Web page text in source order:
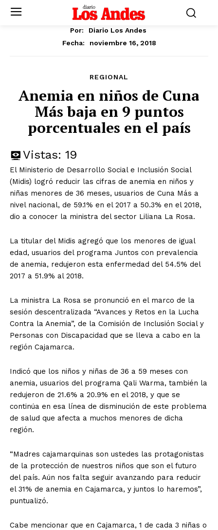
Por:
Diario Los Andes
Fecha:
noviembre 16, 2018
REGIONAL
Anemia en niños de Cuna
Más baja en 9 puntos
porcentuales en el país
Vistas: 19
El Ministerio de Desarrollo Social e Inclusión Social
(Midis) logró reducir las cifras de anemia en niños y
niñas menores de 36 meses, usuarios de Cuna Más a
nivel nacional, de 59.1% en el 2017 a 50.3% en el 2018,
dio a conocer la ministra del sector Liliana La Rosa.
La titular del Midis agregó que los menores de igual
edad, usuarios del programa Juntos con prevalencia
de anemia, redujeron esta enfermedad del 54.5% del
2017 a 51.9% al 2018.
La ministra La Rosa se pronunció en el marco de la
sesión descentralizada “Avances y Retos en la Lucha
Contra la Anemia”, de la Comisión de Inclusión Social y
Personas con Discapacidad que se lleva a cabo en la
región Cajamarca.
Indicó que los niños y niñas de 36 a 59 meses con
anemia, usuarios del programa Qali Warma, también la
redujeron de 21.6% a 20.9% en el 2018, y que se
continúa en esa línea de disminución de este problema
de salud que afecta a muchos menores de dicha
región.
“Madres cajamarquinas son ustedes las protagonistas
de la protección de nuestros niños que son el futuro
del país. Aún nos falta seguir avanzando para reducir
el 31% de anemia en Cajamarca, y juntos lo haremos”,
puntualizó.
Cabe mencionar que en Cajamarca, 1 de cada 3 niñas o